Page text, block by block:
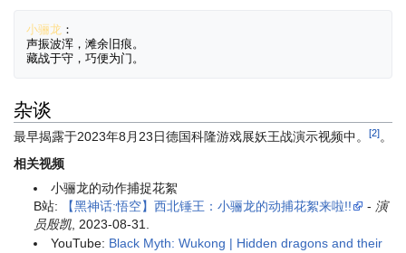
小骊龙 ：
声振波浑，滩余旧痕。
杂谈
最早揭露于2023年8月23日德国科隆游戏展妖王战演示视频中。 [2]。
相关视频
小骊龙的动作捕捉花絮
B站:
【黑神话:悟空】西北锤王：小骊龙的动捕花絮来啦!! - 演
员殷凯 , 2023-08-31.
YouTube: Black Myth: Wukong | Hidden dragons and their